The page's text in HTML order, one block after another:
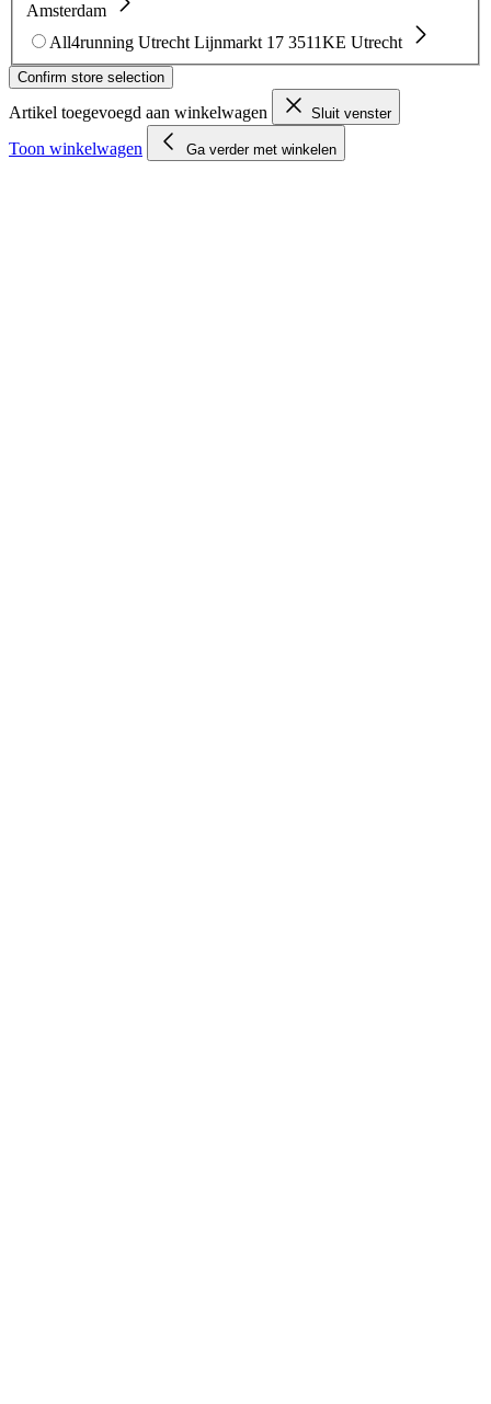
Amsterdam
All4running Utrecht Lijnmarkt 17 3511KE Utrecht
Confirm store selection
Artikel toegevoegd aan winkelwagen Sluit venster
Toon winkelwagen Ga verder met winkelen